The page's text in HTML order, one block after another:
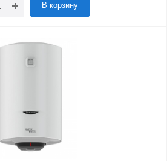
В корзину